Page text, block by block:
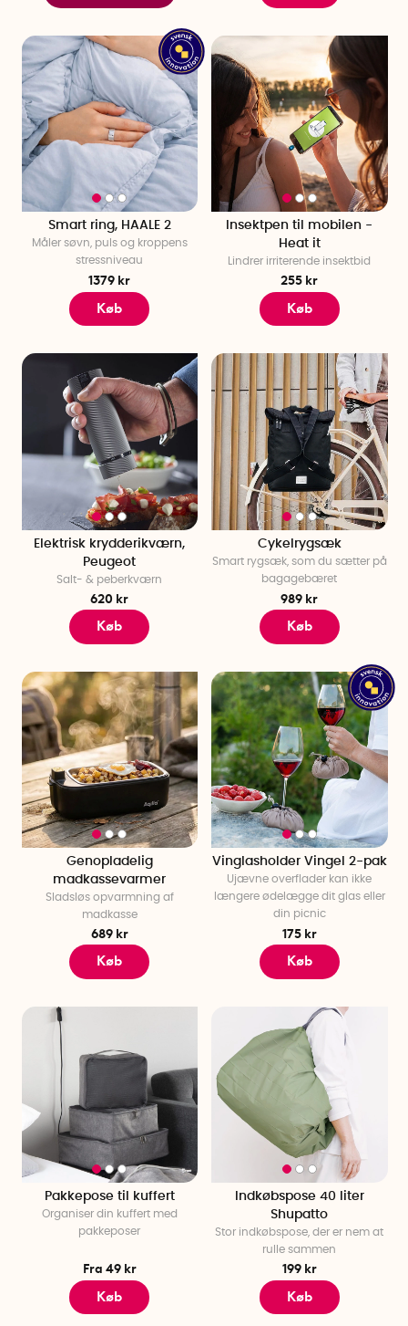
Smart ring, HAALE 2
Måler søvn, puls og kroppens
stressniveau
1379 kr
Køb
Insektpen til mobilen -
Heat it
Lindrer irriterende insektbid
255 kr
Køb
Elektrisk krydderikværn,
Peugeot
Salt- & peberkværn
620 kr
Køb
Cykelrygsæk
Smart rygsæk, som du sætter på
bagagebæret
989 kr
Køb
Genopladelig
madkassevarmer
Sladsløs opvarmning af
madkasse
689 kr
Køb
Vinglasholder Vingel 2-pak
Ujævne overflader kan ikke
længere ødelægge dit glas eller
din picnic
175 kr
Køb
Pakkepose til kuffert
Organiser din kuffert med
pakkeposer
Fra 49 kr
Køb
Indkøbspose 40 liter
Shupatto
Stor indkøbspose, der er nem at
rulle sammen
199 kr
Køb